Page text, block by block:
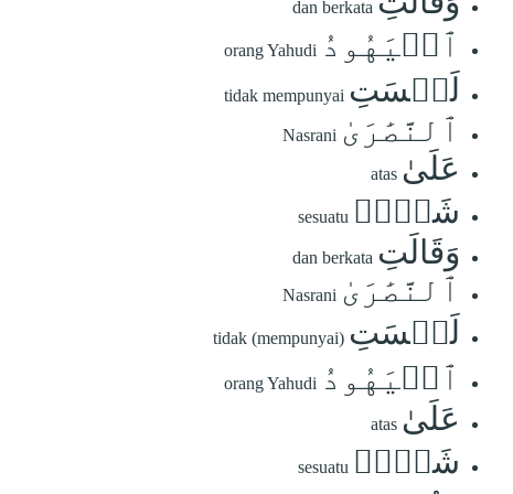
dan berkata
ٱلۡيَهُودُ orang Yahudi
لَيۡسَتِ tidak mempunyai
ٱلنَّصَٰرَىٰ Nasrani
عَلَىٰ atas
شَيۡءٖ sesuatu
وَقَالَتِ dan berkata
ٱلنَّصَٰرَىٰ Nasrani
لَيۡسَتِ tidak (mempunyai)
ٱلۡيَهُودُ orang Yahudi
عَلَىٰ atas
شَيۡءٖ sesuatu